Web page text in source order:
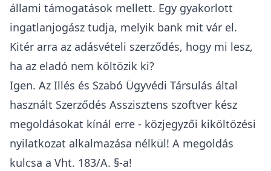
állami támogatások mellett. Egy gyakorlott
ingatlanjogász tudja, melyik bank mit vár el.
Kitér arra az adásvételi szerződés, hogy mi lesz,
ha az eladó nem költözik ki?
Igen. Az Illés és Szabó Ügyvédi Társulás által
használt Szerződés Asszisztens szoftver kész
megoldásokat kínál erre - közjegyzői kiköltözési
nyilatkozat alkalmazása nélkül! A megoldás
kulcsa a Vht. 183/A. §-a!